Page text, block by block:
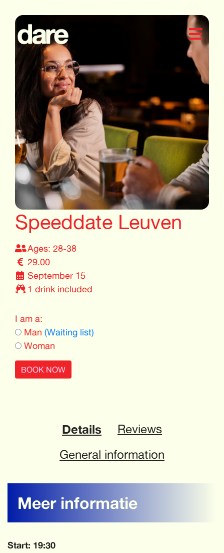
Speeddate Leuven
Ages: 28-38
29.00
September 15
1 drink included
I am a:
Man (Waiting list)
Woman
BOOK NOW
Details
Reviews
General information
Meer informatie
Start: 19:30